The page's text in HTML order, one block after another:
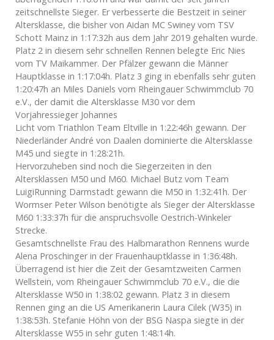
zeitschnellste Sieger. Er verbesserte die Bestzeit in seiner
Altersklasse, die bisher von Aidan MC Swiney vom TSV
Schott Mainz in 1:17:32h aus dem Jahr 2019 gehalten wurde.
Platz 2 in diesem sehr schnellen Rennen belegte Eric Nies
vom TV Maikammer. Der Pfälzer gewann die Männer
Hauptklasse in 1:17:04h. Platz 3 ging in ebenfalls sehr guten
1:20:47h an Miles Daniels vom Rheingauer Schwimmclub 70
e.V., der damit die Altersklasse M30 vor dem
Vorjahressieger Johannes
Licht vom Triathlon Team Eltville in 1:22:46h gewann. Der
Niederländer André von Daalen dominierte die Altersklasse
M45 und siegte in 1:28:21h.
Hervorzuheben sind noch die Siegerzeiten in den
Altersklassen M50 und M60. Michael Butz vom Team
LuigiRunning Darmstadt gewann die M50 in 1:32:41h. Der
Wormser Peter Wilson benötigte als Sieger der Altersklasse
M60 1:33:37h für die anspruchsvolle Oestrich-Winkeler
Strecke.
Gesamtschnellste Frau des Halbmarathon Rennens wurde
Alena Proschinger in der Frauenhauptklasse in 1:36:48h.
Überragend ist hier die Zeit der Gesamtzweiten Carmen
Wellstein, vom Rheingauer Schwimmclub 70 e.V., die die
Altersklasse W50 in 1:38:02 gewann. Platz 3 in diesem
Rennen ging an die US Amerikanerin Laura Cilek (W35) in
1:38:53h. Stefanie Höhn von der BSG Naspa siegte in der
Altersklasse W55 in sehr guten 1:48:14h.